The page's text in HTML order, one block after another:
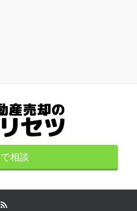
相談